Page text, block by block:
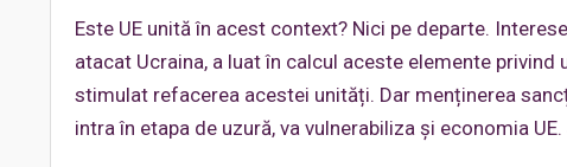
Este UE unită în acest context? Nici pe departe.
atacat Ucraina, a luat în calcul aceste elemente
stimulat refacerea acestei unități. Dar menținerea
intra în etapa de uzură, va vulnerabiliza și economia